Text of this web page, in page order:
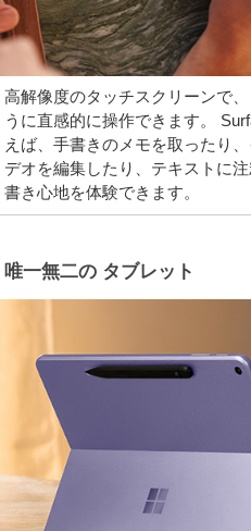
高解像度のタッチスクリーンで
うに直感的に操作できます。
えば、手書きのメモを取ったり
デオを編集したり、テキストに
書き心地を体験できます。
唯一無二の タブレット